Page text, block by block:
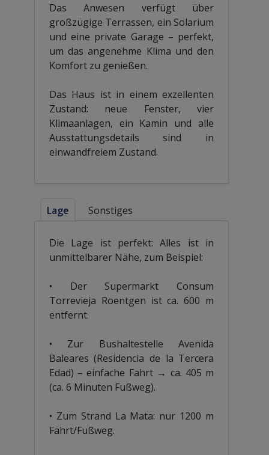
Das Anwesen verfügt über
großzügige Terrassen, ein Solarium
und eine private Garage – perfekt,
um das angenehme Klima und den
Komfort zu genießen.
Das Haus ist in einem exzellenten
Zustand: neue Fenster, vier
Klimaanlagen, ein Kamin und alle
Ausstattungsdetails sind in
einwandfreiem Zustand.
Lage Sonstiges
Die Lage ist perfekt: Alles ist in
unmittelbarer Nähe, zum Beispiel:
• Der Supermarkt Consum
Torrevieja Roentgen ist ca. 600 m
entfernt.
• Zur Bushaltestelle Avenida
Baleares (Residencia de la Tercera
Edad) – einfache Fahrt → ca. 405 m
(ca. 6 Minuten Fußweg).
• Zum Strand La Mata: nur 1200 m
Fahrt/Fußweg.